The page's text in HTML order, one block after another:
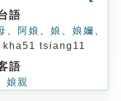
語
阿娘 娘 娘嬭
kha51 tsiang11
語
娘親